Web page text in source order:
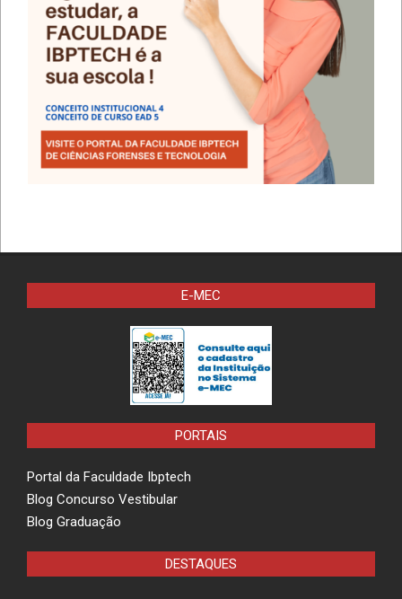
E-MEC
PORTAIS
Portal da Faculdade Ibptech
Blog Concurso Vestibular
Blog Graduação
DESTAQUES